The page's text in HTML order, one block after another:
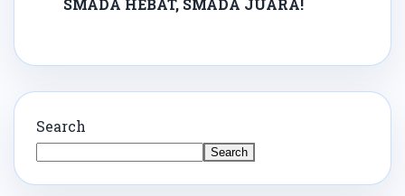
Search
Search